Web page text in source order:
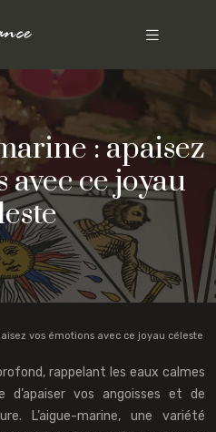
: apaisez
avec ce joyau
vos émotions avec ce joyau céleste
rappelant les eaux calmes
d’apaiser vos angoisses et de
L’aigue-marine, une variété